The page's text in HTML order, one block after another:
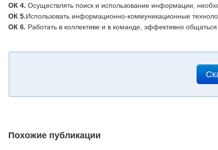
ОК 4. Осуществлять поиск и использование информации,
ОК 5.Использовать информационно-коммуникационные
ОК 6. Работать в коллективе и в команде, эффективно
Похожие публикации